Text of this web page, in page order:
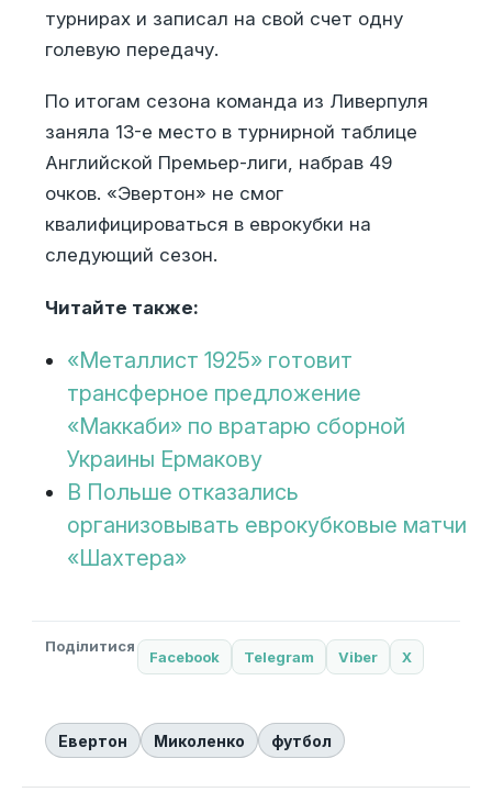
турнирах и записал на свой счет одну
голевую передачу.
По итогам сезона команда из Ливерпуля
заняла 13-е место в турнирной таблице
Английской Премьер-лиги, набрав 49
очков. «Эвертон» не смог
квалифицироваться в еврокубки на
следующий сезон.
Читайте также:
«Металлист 1925» готовит
трансферное предложение
«Маккаби» по вратарю сборной
Украины Ермакову
В Польше отказались
организовывать еврокубковые матчи
«Шахтера»
Поділитися
Facebook Telegram Viber X
Евертон Миколенко футбол